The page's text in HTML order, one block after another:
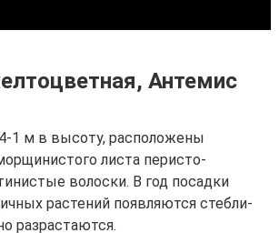
Антемис
1 м в высоту, расположены
листа перисто-
волоски. В год посадки
растений появляются стебли-
разрастаются.